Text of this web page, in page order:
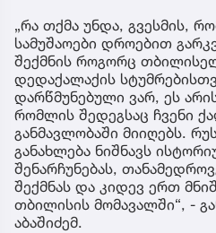
„რა თქმა უნდა, გვესმის,
სამუშაოები დროებით
შექმნის როგორც
დედაქალაქის
დარწმუნებული ვარ, ეს
რომლის შედეგსაც ჩვენი
განმავლობაში მიიღებს.
განახლება ნიშნავს
შენარჩუნებას,
შექმნას და კიდევ ერთ
თბილისის მომავალში“, -
აბაშიძემ.